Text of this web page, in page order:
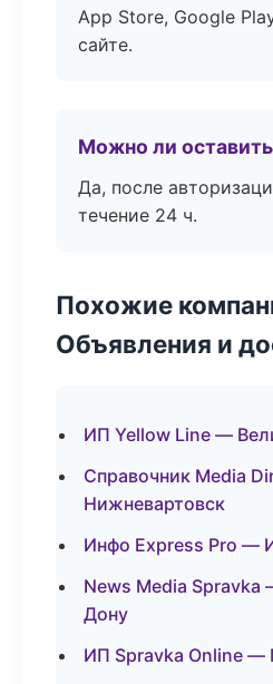
App Store, Google
сайте.
Можно ли
Да, после
течение 24 ч.
Похожие
Объявления и
ИП Yellow Line —
Справочник Media
Нижневартовск
Инфо Express Pro —
News Media
Дону
ИП Spravka Online —